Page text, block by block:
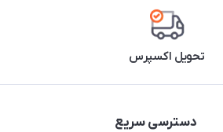
تحویل اکسپرس
دسترسی سریع